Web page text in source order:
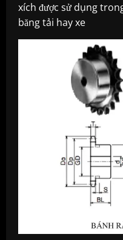
xích được sử dụng
băng tải hay xe